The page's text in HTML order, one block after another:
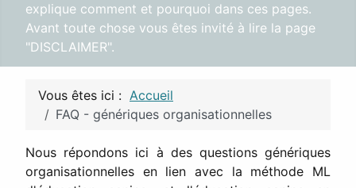
explique comment et pourquoi dans ces pages.
Avant toute chose vous êtes invité à lire la page
"DISCLAIMER".
Vous êtes ici : Accueil
FAQ - génériques organisationnelles
Nous répondons ici à des questions génériques
organisationnelles en lien avec la méthode ML